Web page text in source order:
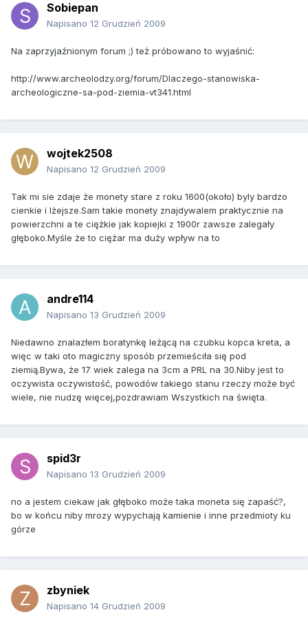
Sobiepan
Napisano 12 Grudzień 2009
Na zaprzyjaźnionym forum ;) też próbowano to wyjaśnić:
http://www.archeolodzy.org/forum/Dlaczego-stanowiska-
archeologiczne-sa-pod-ziemia-vt341.html
wojtek2508
Napisano 12 Grudzień 2009
Tak mi sie zdaje że monety stare z roku 1600(około) byly bardzo
cienkie i lżejsze.Sam takie monety znajdywalem praktycznie na
powierzchni a te ciężkie jak kopiejki z 1900r zawsze zalegały
głęboko.Myśle że to ciężar ma duży wpływ na to
andre114
Napisano 13 Grudzień 2009
Niedawno znalazłem boratynkę leżącą na czubku kopca kreta, a
więc w taki oto magiczny sposób przemieściła się pod
ziemią.Bywa, że 17 wiek zalega na 3cm a PRL na 30.Niby jest to
oczywista oczywistość, powodów takiego stanu rzeczy może być
wiele, nie nudzę więcej,pozdrawiam Wszystkich na święta.
spid3r
Napisano 13 Grudzień 2009
no a jestem ciekaw jak głęboko może taka moneta się zapaść?,
bo w końcu niby mrozy wypychają kamienie i inne przedmioty ku
górze
zbyniek
Napisano 14 Grudzień 2009